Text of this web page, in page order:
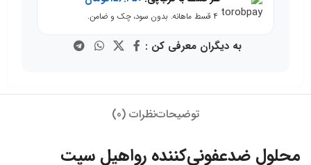
۴ قسط ماهانه. بدون سود، چک و ضامن.
به دیگران معرفی کن :
توضیحاتنظرات (0)
محلول ضدعفونی‌کننده رواهیل سپت